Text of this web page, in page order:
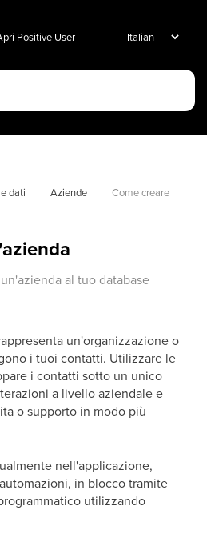
Positive User
dati Aziende
Come creare
al tuo database
un'organizzazione o
i tuoi contatti. Utilizzare le
i contatti sotto un unico
a livello aziendale e
o supporto in modo più
nell'applicazione,
in blocco tramite
utilizzando